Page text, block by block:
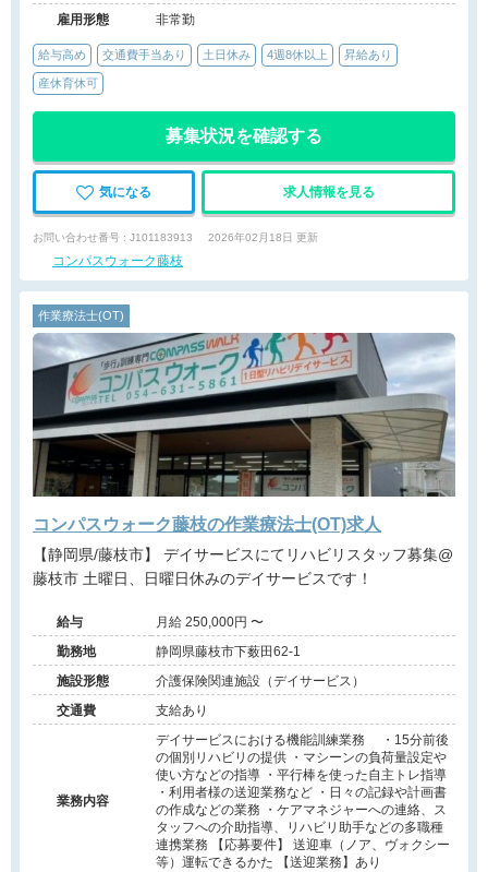
雇用形態
非常勤
給与高め 交通費手当あり 土日休み 4週8休以上 昇給あり
産休育休可
募集状況を確認する
気になる 求人情報を見る
お問い合わせ番号 : J101183913 2026年02月18日 更新
コンパスウォーク藤枝
作業療法士(OT)
コンパスウォーク藤枝の作業療法士(OT)求人
【静岡県/藤枝市】 デイサービスにてリハビリスタッフ募集@
藤枝市 土曜日、日曜日休みのデイサービスです！
給与
月給 250,000円 〜
勤務地
静岡県藤枝市下薮田62-1
施設形態
介護保険関連施設（デイサービス）
交通費
支給あり
業務内容
デイサービスにおける機能訓練業務 ・15分前後
の個別リハビリの提供 ・マシーンの負荷量設定や
使い方などの指導 ・平行棒を使った自主トレ指導
・利用者様の送迎業務など ・日々の記録や計画書
の作成などの業務 ・ケアマネジャーへの連絡、ス
タッフへの介助指導、リハビリ助手などの多職種
連携業務 【応募要件】 送迎車（ノア、ヴォクシー
等）運転できるかた 【送迎業務】あり